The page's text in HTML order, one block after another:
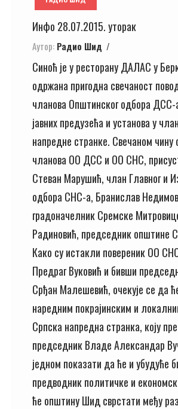
Инфо 28.07.2015. уторак
Аутор: Радио Шид
Синоћ је у ресторану ДАЛАС у
одржана пригодна свечаност
чланова Општинског одбора ДСС-
јавних предузећа и установа у
напредне странке. Свечаном чину
чланова ОО ДСС и ОО СНС,
Стеван Марушић, члан Главног и
одбора СНС-а, Бранислав
градоначелник Сремске
Радиновић, председник општине
Како су истакли повереник ОО
Предраг Вуковић и бивши
Срђан Малешевић, очекује се да
наредним покрајинским и
Српска напредна странка, коју
председник Владе Александар
једном показати да ће и убудуће
предводник политичке и
ће општину Шид сврстати међу